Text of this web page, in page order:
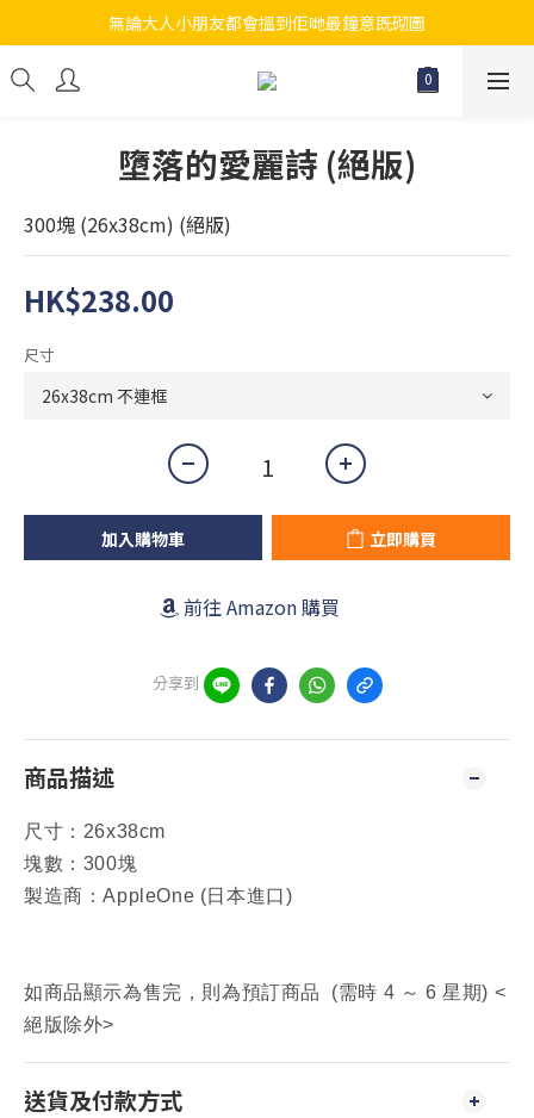
江帆天楊砌圖
無論大人小朋友都會搵到佢哋最鐘意既砌圖
江帆天楊砌圖
墮落的愛麗詩 (絕版)
300塊 (26x38cm) (絕版)
HK$238.00
尺寸
加入購物車 立即購買
前往 Amazon 購買
分享到
商品描述
尺寸： 26x38cm
塊數：300塊
製造商：AppleOne (日本進口)
如商品顯示為售完，則為預訂商品 (需時 4 ～ 6 星期) <
絕版除外>
送貨及付款方式